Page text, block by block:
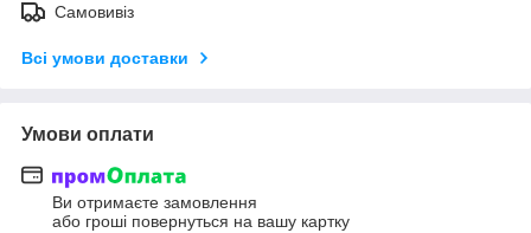
Самовивіз
Всі умови доставки
Умови оплати
Ви отримаєте замовлення
або гроші повернуться на вашу картку